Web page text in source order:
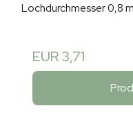
Lochdurchmesser 0,8
EUR 3,71